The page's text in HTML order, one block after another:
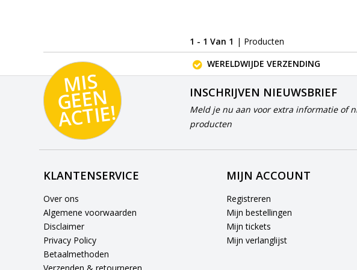
1 - 1 Van 1 | Producten
WERELDWIJDE VERZENDING
MI
S
G
E
E
N
A
C
TI
E!
INSCHRIJVEN NIEUWSBRIEF
Meld je nu aan voor extra informatie of
producten
KLANTENSERVICE
Over ons
Algemene voorwaarden
Disclaimer
Privacy Policy
Betaalmethoden
MIJN ACCOUNT
Registreren
Mijn bestellingen
Mijn tickets
Mijn verlanglijst